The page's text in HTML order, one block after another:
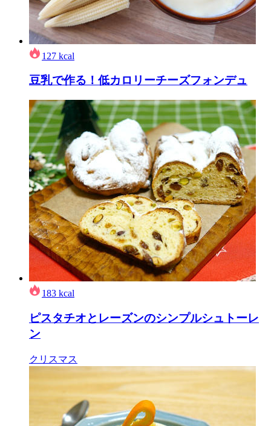
127 kcal
豆乳で作る！低カロリーチーズフォンデュ
183 kcal
ピスタチオとレーズンのシンプルシュトーレ
ン
クリスマス